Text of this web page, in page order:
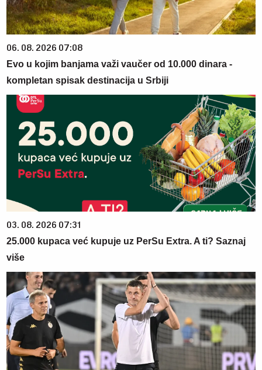
06. 08. 2026 07:08
Evo u kojim banjama važi vaučer od 10.000 dinara -
kompletan spisak destinacija u Srbiji
03. 08. 2026 07:31
25.000 kupaca već kupuje uz PerSu Extra. A ti? Saznaj
više